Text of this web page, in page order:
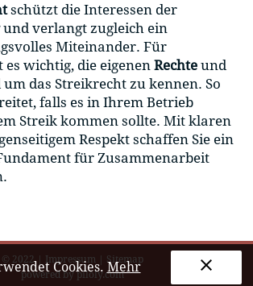
schützt die Interessen der
und verlangt zugleich ein
Miteinander. Für
es wichtig, die eigenen Rechte und
das Streikrecht zu kennen. So
falls es in Ihrem Betrieb
Streik kommen sollte. Mit klaren
Respekt schaffen Sie ein
für Zusammenarbeit
© 2022 Impressum
Sitemap
powered bypiloly.com
Cookies. Mehr clear